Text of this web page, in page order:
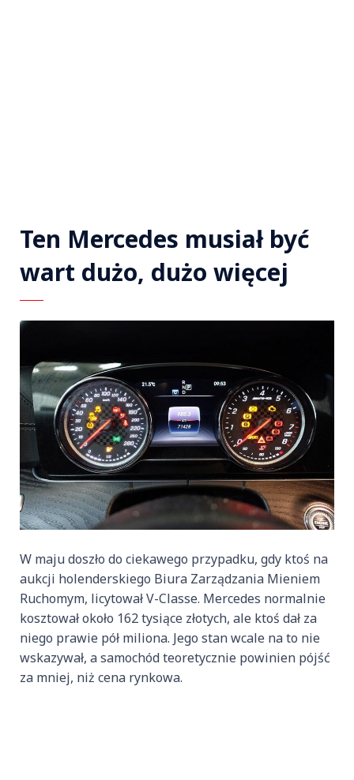
Ten Mercedes musiał być
wart dużo, dużo więcej
W maju doszło do ciekawego przypadku, gdy ktoś na
aukcji holenderskiego Biura Zarządzania Mieniem
Ruchomym, licytował V-Classe. Mercedes normalnie
kosztował około 162 tysiące złotych, ale ktoś dał za
niego prawie pół miliona. Jego stan wcale na to nie
wskazywał, a samochód teoretycznie powinien pójść
za mniej, niż cena rynkowa.